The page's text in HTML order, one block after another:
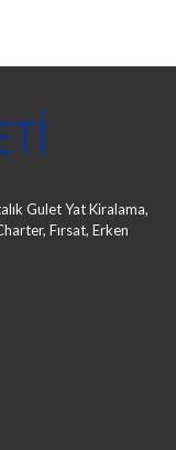
Gulet Yat Kiralama,
Fırsat, Erken